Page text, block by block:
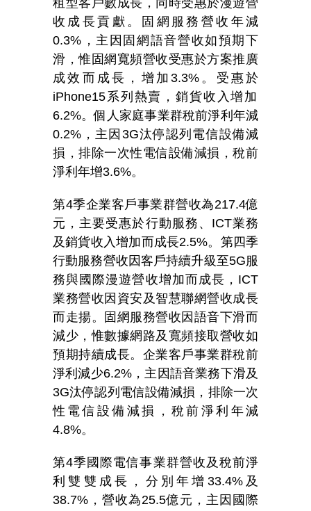
租型客戶數成長，同時受惠於漫遊營
收成長貢獻。固網服務營收年減
0.3% ，主因固網語音營收如預期下
滑，惟固網寬頻營收受惠於方案推廣
成效而成長，增加 3.3% 。受惠於
iPhone15系列熱賣，銷貨收入增加
6.2%。個人家庭事業群稅前淨利年減
0.2% ，主因 3G汰停認列電信設備減
損，排除一次性電信設備減損，稅前
淨利年增3.6%。
第4季企業客戶事業群營收為217.4億
元，主要受惠於行動服務、 ICT業務
及銷貨收入增加而成長2.5%。第四季
行動服務營收因客戶持續升級至5G服
務與國際漫遊營收增加而成長， ICT
業務營收因資安及智慧聯網營收成長
而走揚。固網服務營收因語音下滑而
減少，惟數據網路及寬頻接取營收如
預期持續成長。企業客戶事業群稅前
淨利減少6.2%，主因語音業務下滑及
3G汰停認列電信設備減損，排除一次
性電信設備減損，稅前淨利年減
4.8%。
第4季國際電信事業群營收及稅前淨
利雙雙成長，分別年增 33.4%及
38.7% ，營收為25.5億元，主因國際